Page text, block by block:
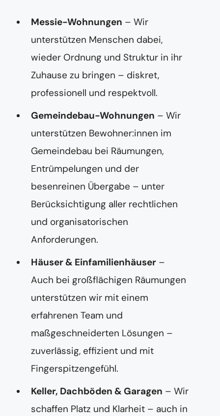
Messie-Wohnungen – Wir
unterstützen Menschen dabei,
wieder Ordnung und Struktur in ihr
Zuhause zu bringen – diskret,
professionell und respektvoll.
Gemeindebau-Wohnungen – Wir
unterstützen Bewohner:innen im
Gemeindebau bei Räumungen,
Entrümpelungen und der
besenreinen Übergabe – unter
Berücksichtigung aller rechtlichen
und organisatorischen
Anforderungen.
Häuser & Einfamilienhäuser –
Auch bei großflächigen Räumungen
unterstützen wir mit einem
erfahrenen Team und
maßgeschneiderten Lösungen –
zuverlässig, effizient und mit
Fingerspitzengefühl.
Keller, Dachböden & Garagen – Wir
schaffen Platz und Klarheit – auch in